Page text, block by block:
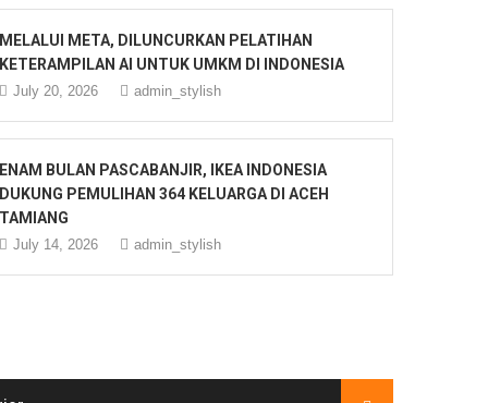
META, DILUNCURKAN PELATIHAN
AI UNTUK UMKM DI INDONESIA
July 20, 2026 admin_stylish
BULAN PASCABANJIR, IKEA INDONESIA
PEMULIHAN 364 KELUARGA DI ACEH
July 14, 2026 admin_stylish